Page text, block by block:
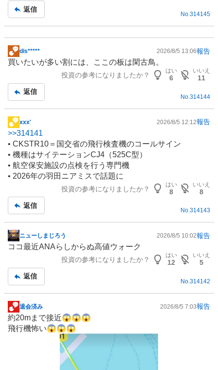
返信
No.314145
掲
示
事
dis***** 2026/8/5 13:06報告
買いたいが多い割には、ここの板は閑古鳥。
投資の参考になりましたか？
はい
6
いいえ
11
返信
No. 314144
掲
示
板
記
事
xxx' 2026/8/5 12:12報告
>>314141
• CKSTR10＝国交省の飛行検査機のコールサイン
• 機種はサイテーションCJ4（525C型）
• 航空保安施設の点検を行う専門機
• 2026年の羽田ニアミスで話題に
投資の参考になりましたか？
はい
8
いいえ
8
返信
No.314143
掲
示
事
ニューしまじろう 2026/8/5 10:02報告
ココ最近ANAらしからぬ高値ウォーク
投資の参考になりましたか？
はい
12
いいえ
5
返信
No. 314142
掲
示
板
退会済み 2026/8/5 7:03報告
約20mまで接近😱😱😱
飛行機怖い😱😱😱